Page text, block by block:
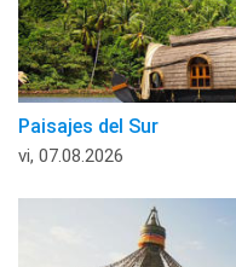
Paisajes del Sur
vi, 07.08.2026